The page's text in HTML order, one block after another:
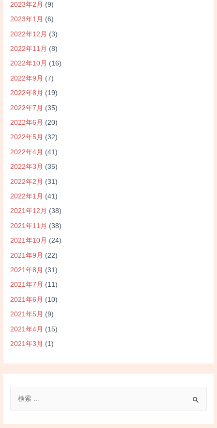
2023年2月 (9)
2023年1月 (6)
2022年12月 (3)
2022年11月 (8)
2022年10月 (16)
2022年9月 (7)
2022年8月 (19)
2022年7月 (35)
2022年6月 (20)
2022年5月 (32)
2022年4月 (41)
2022年3月 (35)
2022年2月 (31)
2022年1月 (41)
2021年12月 (38)
2021年11月 (38)
2021年10月 (24)
2021年9月 (22)
2021年8月 (31)
2021年7月 (11)
2021年6月 (10)
2021年5月 (9)
2021年4月 (15)
2021年3月 (1)